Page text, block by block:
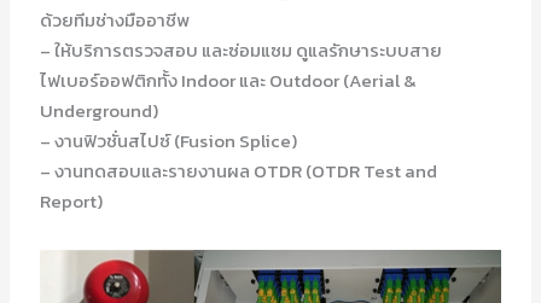
ด้วยทีมช่างมืออาชีพ
– ให้บริการตรวจสอบ และซ่อมแซม ดูแลรักษาระบบสาย
ไฟเบอร์ออฟติกทั้ง Indoor และ Outdoor (Aerial &
Underground)
– งานฟิวชั่นสไปซ์ (Fusion Splice)
– งานทดสอบและรายงานผล OTDR (OTDR Test and
Report)